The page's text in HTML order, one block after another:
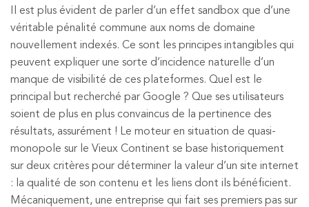
Il est plus évident de parler d’un effet sandbox que d’une
véritable pénalité commune aux noms de domaine
nouvellement indexés. Ce sont les principes intangibles qui
peuvent expliquer une sorte d’incidence naturelle d’un
manque de visibilité de ces plateformes. Quel est le
principal but recherché par Google ? Que ses utilisateurs
soient de plus en plus convaincus de la pertinence des
résultats, assurément ! Le moteur en situation de quasi-
monopole sur le Vieux Continent se base historiquement
sur deux critères pour déterminer la valeur d’un site internet
: la qualité de son contenu et les liens dont ils bénéficient.
Mécaniquement, une entreprise qui fait ses premiers pas sur